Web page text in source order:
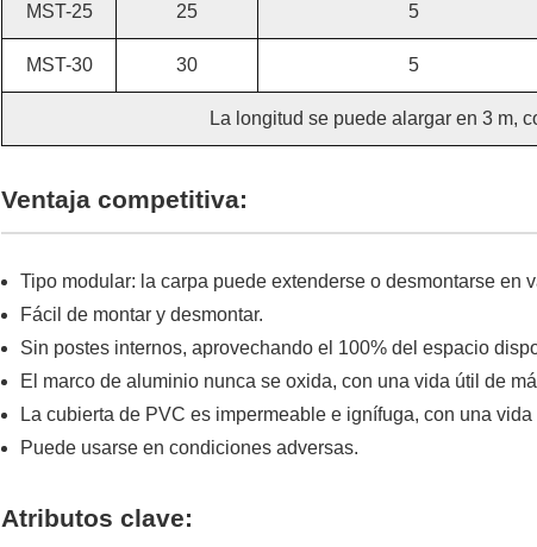
MST-25 25 5
MST-30 30 5
La longitud se puede alargar en 3 m,
Ventaja competitiva:
Tipo modular: la carpa puede extenderse o desmontarse en
Fácil de montar y desmontar.
Sin postes internos, aprovechando el 100% del espacio
El marco de aluminio nunca se oxida, con una vida útil de
La cubierta de PVC es impermeable e ignífuga, con una
Puede usarse en condiciones adversas.
Atributos clave: